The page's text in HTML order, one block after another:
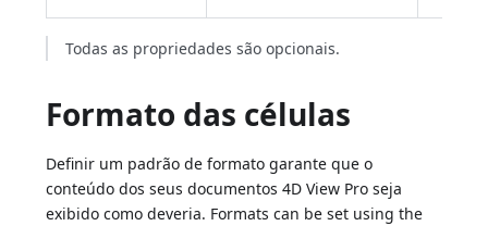
Todas as propriedades são opcionais.
Formato das células
Definir um padrão de formato garante que o
conteúdo dos seus documentos 4D View Pro seja
exibido como deveria. Formats can be set using the